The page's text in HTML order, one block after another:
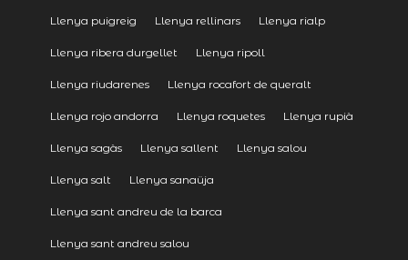
Llenya puigreig Llenya rellinars Llenya rialp
Llenya ribera durgellet Llenya ripoll
Llenya riudarenes Llenya rocafort de queralt
Llenya rojo andorra Llenya roquetes Llenya rupià
Llenya sagàs Llenya sallent Llenya salou
Llenya salt Llenya sanaüja
Llenya sant andreu de la barca
Llenya sant andreu salou